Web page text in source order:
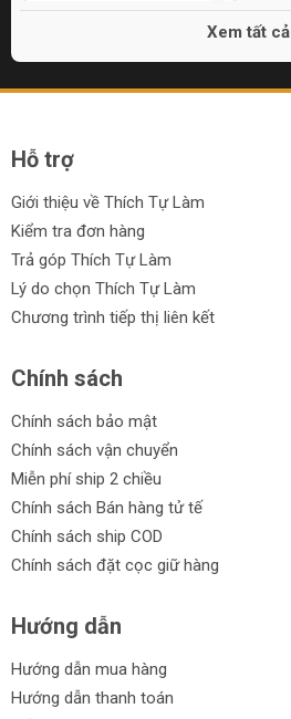
Xem tất cả
Hỗ trợ
Giới thiệu về Thích Tự Làm
Kiểm tra đơn hàng
Trả góp Thích Tự Làm
Lý do chọn Thích Tự Làm
Chương trình tiếp thị liên kết
Chính sách
Chính sách bảo mật
Chính sách vận chuyển
Miễn phí ship 2 chiều
Chính sách Bán hàng tử tế
Chính sách ship COD
Chính sách đặt cọc giữ hàng
Hướng dẫn
Hướng dẫn mua hàng
Hướng dẫn thanh toán